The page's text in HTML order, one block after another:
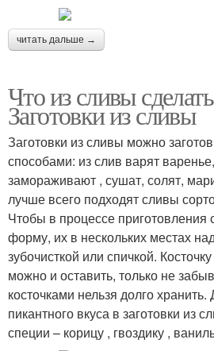
читать дальше →
Что из сливы
Заготовки из сливы
Заготовки из сливы можно
способами: из слив варят
замораживают , сушат, солят,
лучше всего подходят сливы
Чтобы в процессе
форму, их в нескольких местах
зубочисткой или спичкой.
можно и оставить, только не
косточками нельзя долго
пикантного вкуса в заготовки из
специи – корицу , гвоздику ,